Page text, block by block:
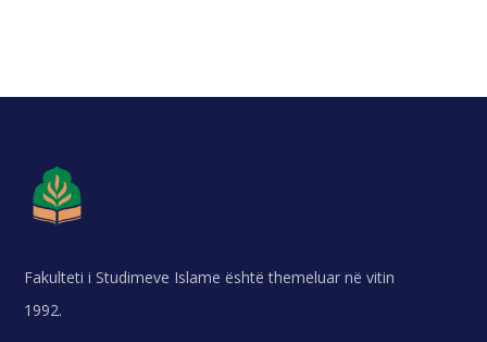
Fakulteti i Studimeve Islame është themeluar në vitin
1992.